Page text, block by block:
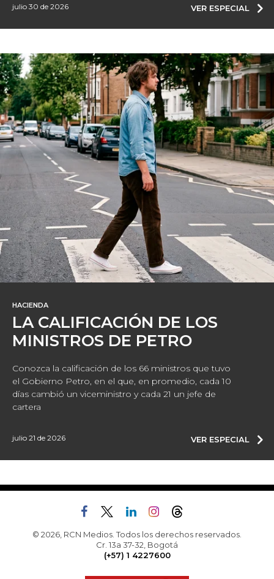
julio 30 de 2026 VER ESPECIAL
HACIENDA
LA CALIFICACIÓN DE LOS
MINISTROS DE PETRO
Conozca la calificación de los 66 ministros que tuvo
el Gobierno Petro, en el que, en promedio, cada 10
días cambió un viceministro y cada 21 un jefe de
cartera
julio 21 de 2026 VER ESPECIAL
© 2026, RCN Medios. Todos los derechos reservados.
Cr. 13a 37-32, Bogotá
(+57) 1 4227600